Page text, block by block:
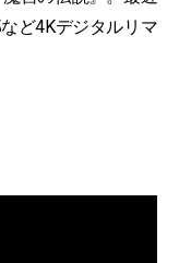
ど4Kデジタルリマ